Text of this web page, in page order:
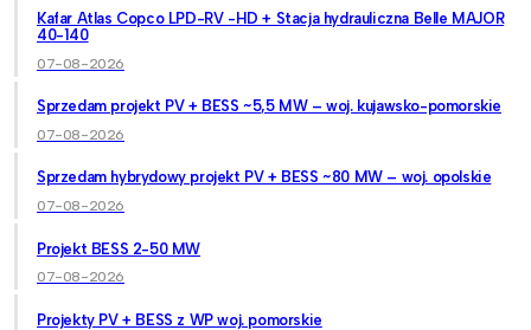
Kafar Atlas Copco LPD-RV -HD + Stacja hydrauliczna Belle MAJOR
40-140
07-08-2026
Sprzedam projekt PV + BESS ~5,5 MW – woj. kujawsko-pomorskie
07-08-2026
Sprzedam hybrydowy projekt PV + BESS ~80 MW – woj. opolskie
07-08-2026
Projekt BESS 2-50 MW
07-08-2026
Projekty PV + BESS z WP woj. pomorskie